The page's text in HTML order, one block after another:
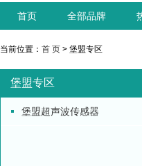
首页 全部品牌
当前位置： 首 页 > 堡盟专区
堡盟专区
堡盟超声波传感器